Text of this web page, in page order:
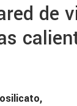
de